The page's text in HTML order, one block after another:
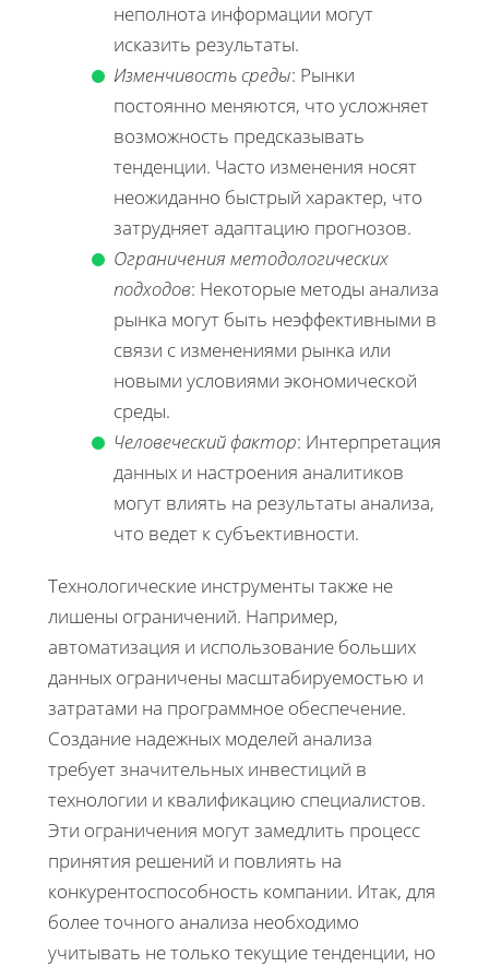
неполнота информации могут
исказить результаты.
Изменчивость среды: Рынки
постоянно меняются, что усложняет
возможность предсказывать
тенденции. Часто изменения носят
неожиданно быстрый характер, что
затрудняет адаптацию прогнозов.
Ограничения методологических
подходов: Некоторые методы анализа
рынка могут быть неэффективными в
связи с изменениями рынка или
новыми условиями экономической
среды.
Человеческий фактор: Интерпретация
данных и настроения аналитиков
могут влиять на результаты анализа,
что ведет к субъективности.
Технологические инструменты также не
лишены ограничений. Например,
автоматизация и использование больших
данных ограничены масштабируемостью и
затратами на программное обеспечение.
Создание надежных моделей анализа
требует значительных инвестиций в
технологии и квалификацию специалистов.
Эти ограничения могут замедлить процесс
принятия решений и повлиять на
конкурентоспособность компании. Итак, для
более точного анализа необходимо
учитывать не только текущие тенденции, но